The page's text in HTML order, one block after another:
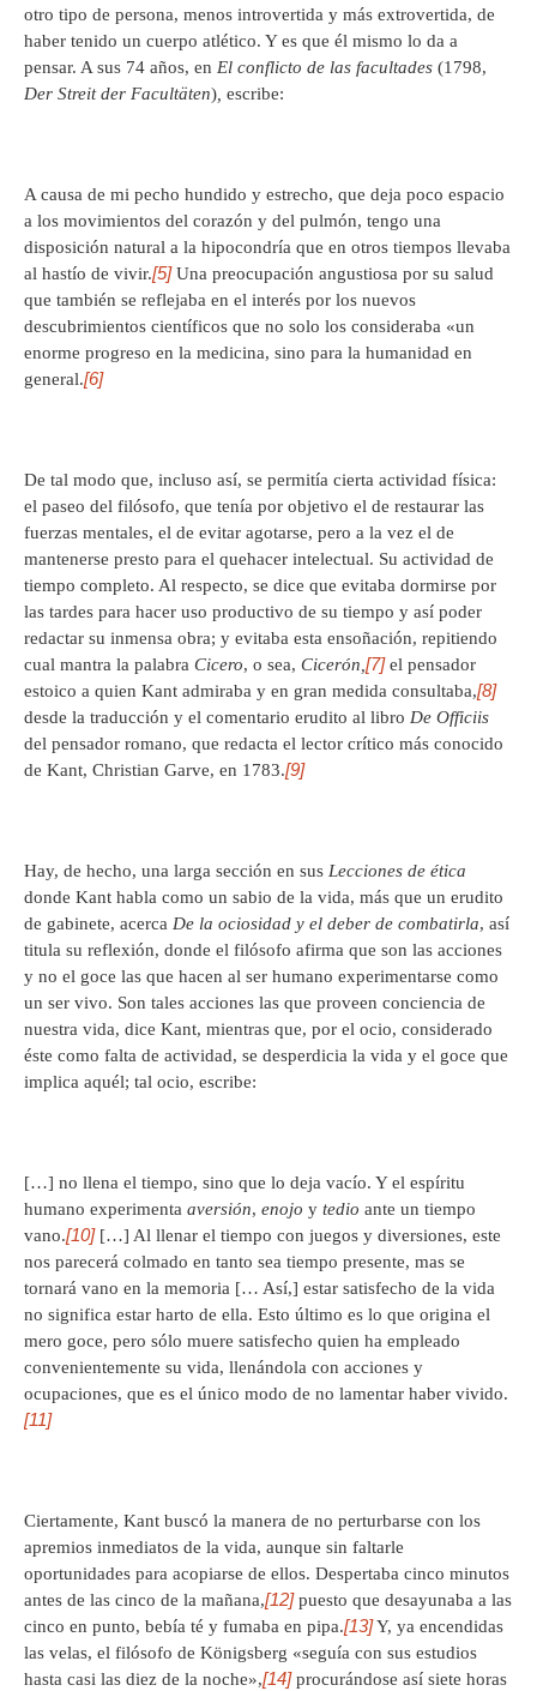
otro tipo de persona, menos introvertida y más extrovertida, de
haber tenido un cuerpo atlético. Y es que él mismo lo da a
pensar. A sus 74 años, en El conflicto de las facultades (1798,
Der Streit der Facultäten) escribe:
A causa de mi pecho hundido y estrecho, que deja poco espacio
a los movimientos del corazón y del pulmón, tengo una
disposición natural a la hipocondría que en otros tiempos llevaba
al hastío de vivir.[5]Una preocupación angustiosa por su salud
que también se reflejaba en el interés por los nuevos
descubrimientos científicos que no solo los consideraba «un
enorme progreso en la medicina, sino para la humanidad en
general.[6]
De tal modo que, incluso así, se permitía cierta actividad física:
el paseo del filósofo, que tenía por objetivo el de restaurar las
fuerzas mentales, el de evitar agotarse, pero a la vez el de
mantenerse presto para el quehacer intelectual. Su actividad de
tiempo completo. Al respecto, se dice que evitaba dormirse por
las tardes para hacer uso productivo de su tiempo y así poder
redactar su inmensa obra; y evitaba esta ensoñación, repitiendo
cual mantra la palabra Cicero, o sea, Cicerón, [7]el pensador
estoico a quien Kant admiraba y en gran medida consultaba,[8]
desde la traducción y el comentario erudito al libro De Officiis
del pensador romano, que redacta el lector crítico más conocido
de Kant, Christian Garve, en 1783.[9]
Hay, de hecho, una larga sección en sus Lecciones de ética
donde Kant habla como un sabio de la vida, más que un erudito
de gabinete, acerca De la ociosidad y el deber de combatirla, así
titula su reflexión, donde el filósofo afirma que son las acciones
y no el goce las que hacen al ser humano experimentarse como
un ser vivo. Son tales acciones las que proveen conciencia de
nuestra vida, dice Kant, mientras que, por el ocio, considerado
éste como falta de actividad, se desperdicia la vida y el goce que
implica aquél; tal ocio, escribe:
[…] no llena el tiempo, sino que lo deja vacío. Y el espíritu
humano experimenta aversión, enojo y tedio ante un tiempo
vano.[10][…] Al llenar el tiempo con juegos y diversiones, este
nos parecerá colmado en tanto sea tiempo presente, mas se
tornará vano en la memoria [… Así,] estar satisfecho de la vida
no significa estar harto de ella. Esto último es lo que origina el
mero goce, pero sólo muere satisfecho quien ha empleado
convenientemente su vida, llenándola con acciones y
ocupaciones, que es el único modo de no lamentar haber vivido.
[11]
Ciertamente, Kant buscó la manera de no perturbarse con los
apremios inmediatos de la vida, aunque sin faltarle
oportunidades para acopiarse de ellos. Despertaba cinco minutos
antes de las cinco de la mañana,[12]puesto que desayunaba a las
cinco en punto, bebía té y fumaba en pipa.[13]Y, ya encendidas
las velas, el filósofo de Königsberg «seguía con sus estudios
hasta casi las diez de la noche»,[14]procurándose así siete horas